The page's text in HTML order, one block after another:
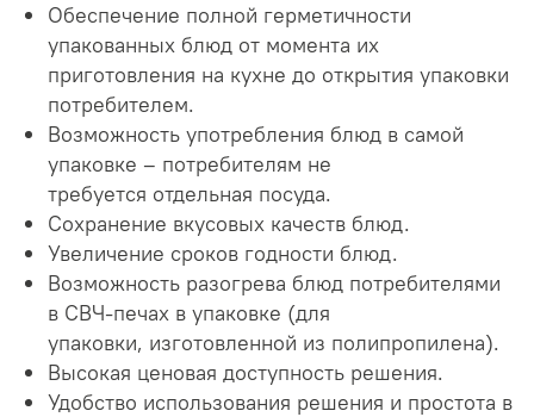
Обеспечение полной герметичности
упакованных блюд от момента их
приготовления на кухне до открытия упаковки
потребителем.
Возможность употребления блюд в самой
упаковке – потребителям не
требуется отдельная посуда.
Сохранение вкусовых качеств блюд.
Увеличение сроков годности блюд.
Возможность разогрева блюд потребителями
в СВЧ-печах в упаковке (для
упаковки, изготовленной из полипропилена).
Высокая ценовая доступность решения.
Удобство использования решения и простота в